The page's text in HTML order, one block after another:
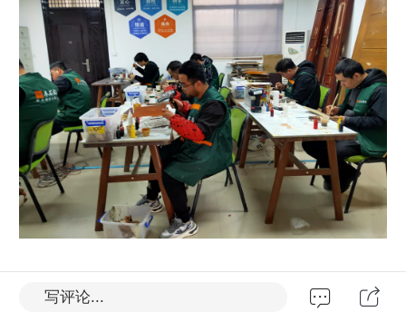
职业技能培训，学习新技术，为什么
写评论...